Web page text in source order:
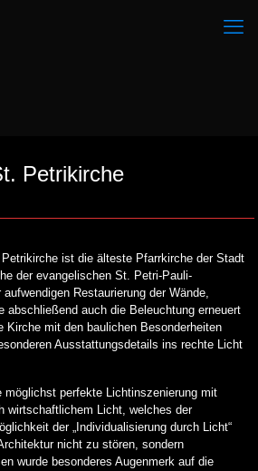
Petrikirche
ist die älteste Pfarrkirche der Stadt
der evangelischen St. Petri-Pauli-
Restaurierung der Wände,
abschließend auch die Beleuchtung erneuert
Kirche mit den baulichen Besonderheiten
Ausstattungsdetails ins rechte Licht
möglichst perfekte Lichtinszenierung mit
wirtschaftlichem Licht, welches der
der „Individualisierung durch Licht“
nicht zu stören, sondern
wurde besonderes Augenmerk auf die